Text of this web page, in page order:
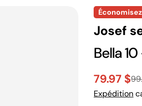
Économisez
Josef
Bella
Prix
​​
79.97 $
Prix
​​Expédition